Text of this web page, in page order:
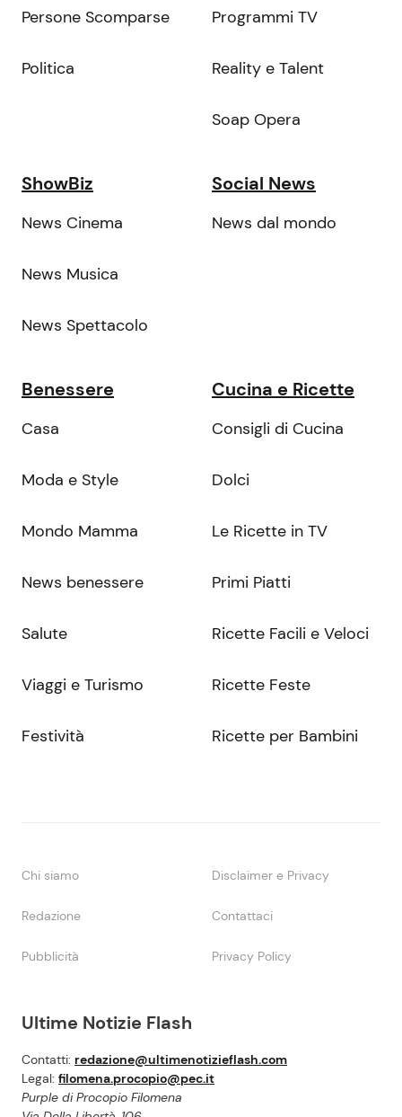
Ultime Notizie Flash
Contatti: redazione@ultimenotizieflash.com
Legal: filomena.procopio@pec.it
Purple di Procopio Filomena
Persone Scomparse
Politica
Programmi TV
Reality e Talent
Soap Opera
ShowBiz
News Cinema
News Musica
News Spettacolo
Social News
News dal mondo
Benessere
Casa
Moda e Style
Mondo Mamma
News benessere
Salute
Viaggi e Turismo
Festività
Cucina e Ricette
Consigli di Cucina
Dolci
Le Ricette in TV
Primi Piatti
Ricette Facili e Veloci
Ricette Feste
Ricette per Bambini
Chi siamo Disclaimer e Privacy
Redazione Contattaci
Pubblicità Privacy Policy